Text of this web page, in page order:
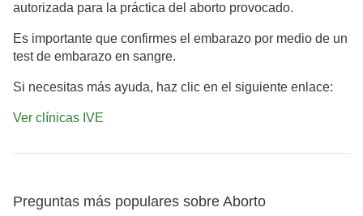
autorizada para la práctica del aborto provocado.
Es importante que confirmes el embarazo por medio de un
test de embarazo en sangre.
Si necesitas más ayuda, haz clic en el siguiente enlace:
Ver clínicas IVE
Preguntas más populares sobre Aborto